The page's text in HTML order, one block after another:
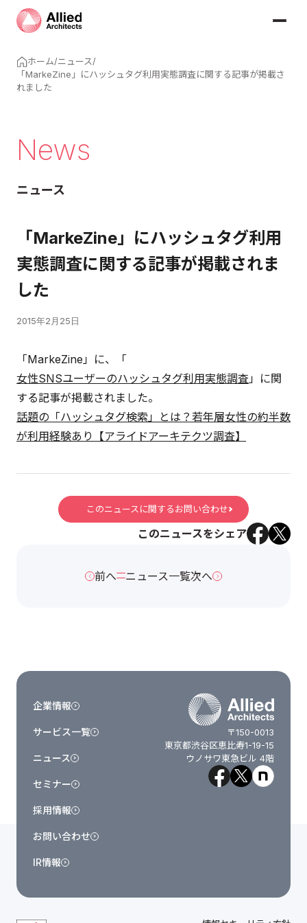
ホーム/ニュース/
「MarkeZine」にハッシュタグ利用実態調査に関する記事が掲載さ
れました
News
ニュース
「MarkeZine」にハッシュタグ利用
実態調査に関する記事が掲載されま
した
2015年2月25日
「MarkeZine」に、「
女性SNSユーザーのハッシュタグ利用実態調査 」に関
する記事が掲載されました。
話題の「ハッシュタグ検索」とは？若年層女性の約半数
が利用経験あり【アライドアーキテクツ調査】
このニュースに関するお問い合わせ
このニュースをシェア
前へ ニュース一覧次へ
〒150-0013
東京都渋谷区恵比寿1-19-15
ウノサワ東急ビル 4階
企業情報
サービス一覧
ニュース
セミナー
採用情報
お問い合わせ
IR情報